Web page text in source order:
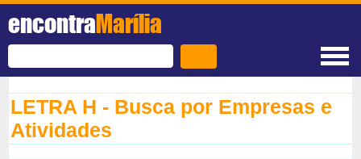
encontraMarília
LETRA H - Busca por Empresas e
Atividades